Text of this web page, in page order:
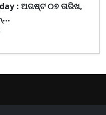
: ଅଗଷ୍ଟ ୦୭ ତାରିଖ,